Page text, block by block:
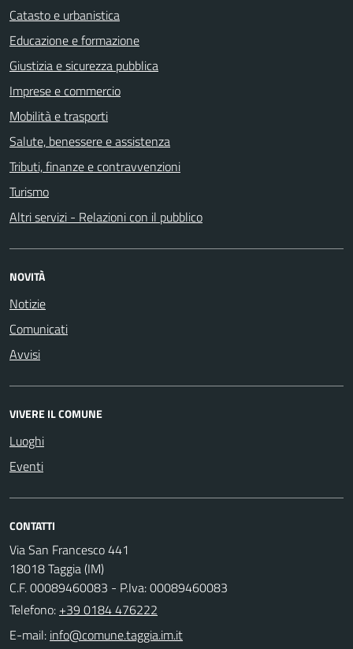
Catasto e urbanistica
Educazione e formazione
Giustizia e sicurezza pubblica
Imprese e commercio
Mobilità e trasporti
Salute, benessere e assistenza
Tributi, finanze e contravvenzioni
Turismo
Altri servizi - Relazioni con il pubblico
NOVITÀ
Notizie
Comunicati
Avvisi
VIVERE IL COMUNE
Luoghi
Eventi
CONTATTI
Via San Francesco 441
18018 Taggia (IM)
C.F. 00089460083 - P.Iva: 00089460083
Telefono: +39 0184 476222
E-mail: